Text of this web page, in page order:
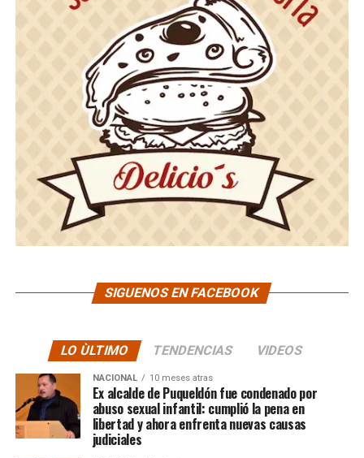
SIGUENOS EN FACEBOOK
LO ÙLTIMO TENDENCIAS VIDEOS
NACIONAL 10 meses atras
Ex alcalde de Puqueldón fue condenado por
abuso sexual infantil: cumplió la pena en
libertad y ahora enfrenta nuevas causas
judiciales